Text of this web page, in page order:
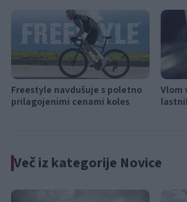
Freestyle navdušuje s poletno
prilagojenimi cenami koles
Vlom
Več iz kategorije Novice